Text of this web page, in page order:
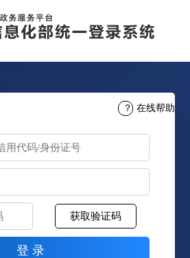
？ 在线帮助